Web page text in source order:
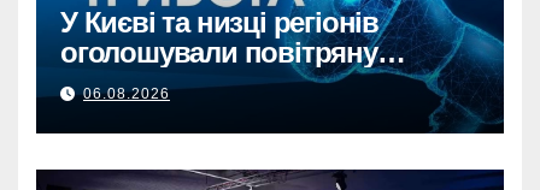
У Києві та низці регіонів
оголошували повітряну
тривогу через загрозу
балістикиПовітряна тривога в
Києві та регіонах: загроза
балістичної атаки.
06.08.2026